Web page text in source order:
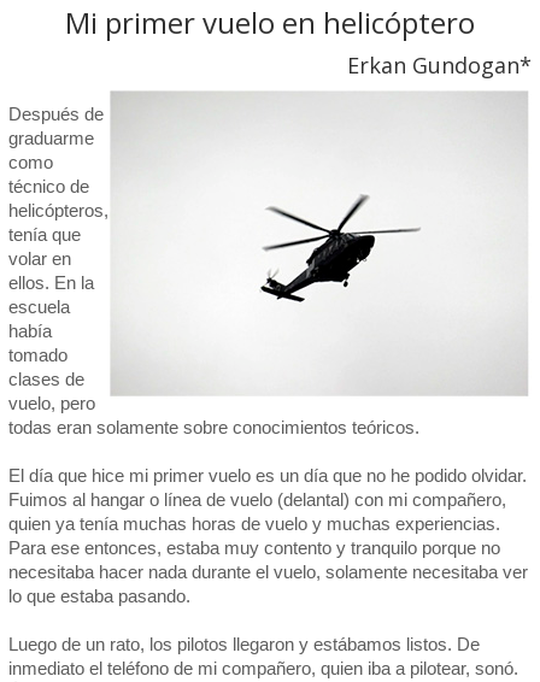
Mi primer vuelo en helicóptero
Erkan Gundogan*
Después de
graduarme
como
técnico de
helicópteros,
tenía que
volar en
ellos. En la
escuela
había
tomado
clases de
vuelo, pero
todas eran solamente sobre conocimientos teóricos.
El día que hice mi primer vuelo es un día que no he podido olvidar.
Fuimos al hangar o línea de vuelo (delantal) con mi compañero,
quien ya tenía muchas horas de vuelo y muchas experiencias.
Para ese entonces, estaba muy contento y tranquilo porque no
necesitaba hacer nada durante el vuelo, solamente necesitaba ver
lo que estaba pasando.
Luego de un rato, los pilotos llegaron y estábamos listos. De
inmediato el teléfono de mi compañero, quien iba a pilotear, sonó.